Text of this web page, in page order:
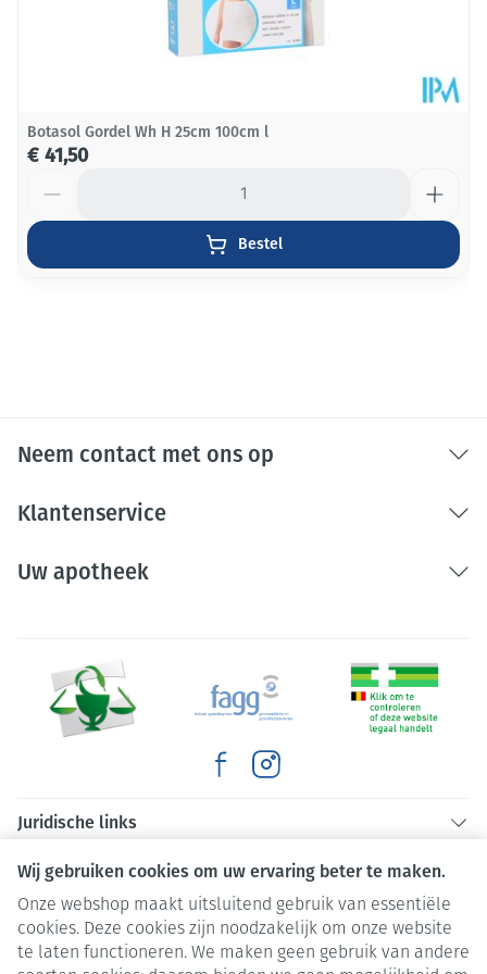
Wij gebruiken cookies om uw ervaring beter te maken.
Onze webshop maakt uitsluitend gebruik van essentiële
cookies. Deze cookies zijn noodzakelijk om onze website
te laten functioneren. We maken geen gebruik van andere
Botasol Gordel Wh H 25cm 100cm l
€ 41,50
Bestel
Neem contact met ons op
Klantenservice
Uw apotheek
Juridische links